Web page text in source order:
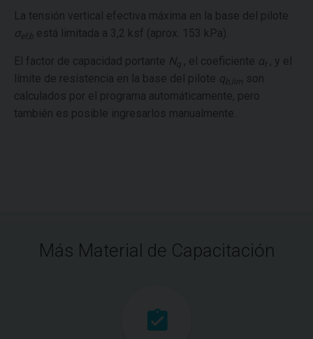
La tensión vertical efectiva máxima en la base del pilote
σef,b está limitada a 3,2 ksf (aprox. 153 kPa).
El factor de capacidad portante Nq , el coeficiente αt , y el
límite de resistencia en la base del pilote qb,lim son
calculados por el programa automáticamente, pero
también es posible ingresarlos manualmente.
Más Material de Capacitación